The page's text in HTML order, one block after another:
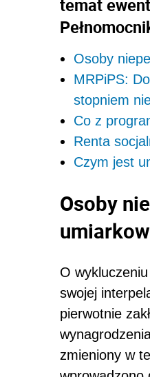
temat
Osoby
MRPiPS:
stopniem
Co z
Renta
Czym jest
Osoby
O
swojej
pierwotnie
zmieniony w